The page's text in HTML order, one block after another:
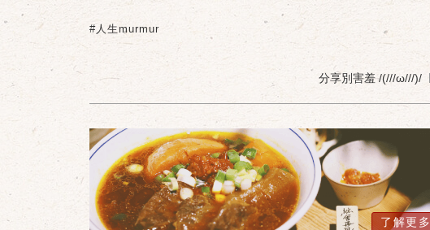
#人生murmur
分享別害羞 /(///ω///)/
了解更多